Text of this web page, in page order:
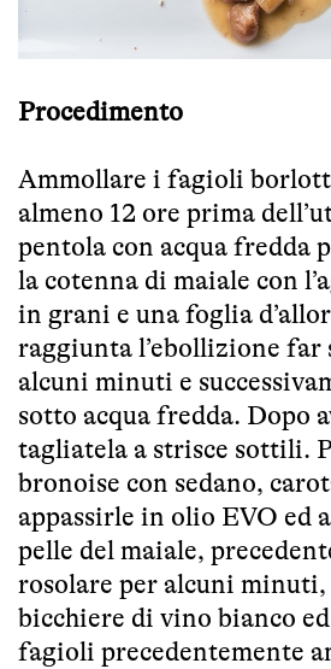
Procedimento
Ammollare i fagioli
almeno 12 ore prima
pentola con acqua fredda
la cotenna di maiale con
in grani e una foglia
raggiunta l’ebollizione far
alcuni minuti e
sotto acqua fredda. Dopo
tagliatela a strisce sottili.
bronoise con sedano,
appassirle in olio EVO ed
pelle del maiale,
rosolare per alcuni minuti,
bicchiere di vino bianco
fagioli precedentemente